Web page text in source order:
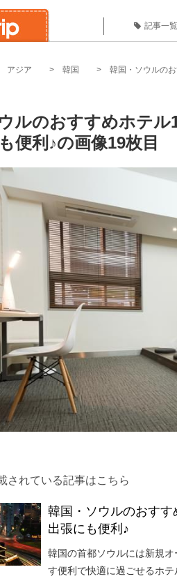
記事一覧
アジア 韓国 韓国・ソウルの
ルのおすすめホテル
便利♪の画像19枚目
されている記事はこちら
韓国・ソウルのおす
出張にも便利♪
韓国の首都ソウルには新規
す便利で快適に過ごせるホ